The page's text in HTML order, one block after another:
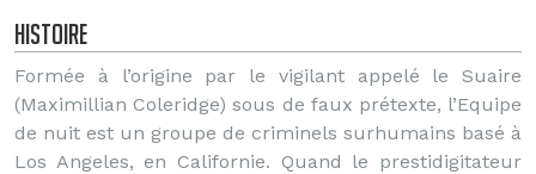
Histoire
Formée à l’origine par le vigilant appelé le Suaire
(Maximillian Coleridge) sous de faux prétexte, l’Equipe
de nuit est un groupe de criminels surhumains basé à
Los Angeles, en Californie. Quand le prestidigitateur